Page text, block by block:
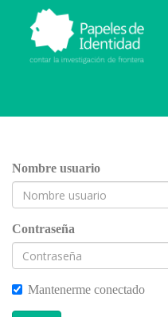
Nombre usuario
Contraseña
Mantenerme conectado